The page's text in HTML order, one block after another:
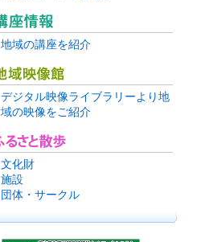
地域の講座を紹介
デジタル映像ライブラリーより地
域の映像をご紹介
文化財
施設
団体・サークル